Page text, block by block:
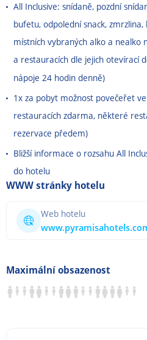
All Inclusive: snídaně, pozdní
bufetu, odpolední snack,
místních vybraných alko a nealko
a restauracích dle jejich otevírací
nápoje 24 hodin denně)
1x za pobyt možnost povečeřet
restauracích zdarma, některé
rezervace předem)
Bližší informace o rozsahu All
do hotelu
WWW stránky hotelu
Web hotelu
Maximální obsazenost